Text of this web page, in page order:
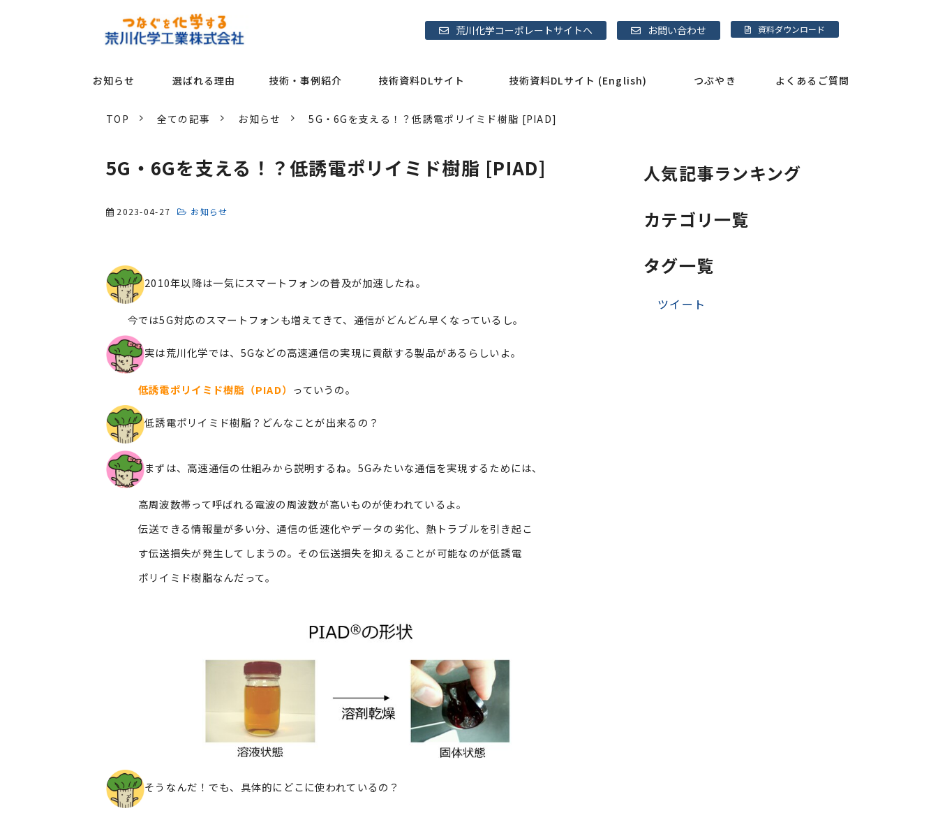
荒川化学コーポレートサイトへ お問い合わせ 資料ダウンロード
お知らせ 選ばれる理由 技術・事例紹介 技術資料DLサイト 技術資料DLサイト (English) つぶやき よくあるご質問
TOP 全ての記事 お知らせ 5G・6Gを支える！？低誘電ポリイミド樹脂 [PIAD]
5G・6Gを支える！？低誘電ポリイミド樹脂 [PIAD]
2023-04-27 お知らせ
2010年以降は一気にスマートフォンの普及が加速したね。
今では5G対応のスマートフォンも増えてきて、通信がどんどん早くなっているし。
実は荒川化学では、5Gなどの高速通信の実現に貢献する製品があるらしいよ。
低誘電ポリイミド樹脂（PIAD） っていうの。
低誘電ポリイミド樹脂？どんなことが出来るの？
まずは、高速通信の仕組みから説明するね。5Gみたいな通信を実現するためには、
高周波数帯って呼ばれる電波の周波数が高いものが使われているよ。
伝送できる情報量が多い分、通信の低速化やデータの劣化、熱トラブルを引き起こ
す伝送損失が発生してしまうの。その伝送損失を抑えることが可能なのが低誘電
ポリイミド樹脂なんだって。
そうなんだ！でも、具体的にどこに使われているの？
人気記事ランキング
カテゴリ一覧
タグ一覧
ツイート